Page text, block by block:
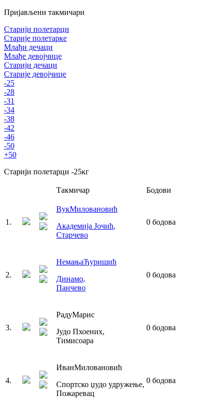
Пријављени такмичари
Старији полетарци
Старије полетарке
Млађи дечаци
Млађе девојчице
Старији дечаци
Старије девојчице
-25
-28
-31
-34
-38
-42
-46
-50
+50
Старији полетарци -25кг
Такмичар Бодови
1 .
ВукМиловановић
Академија Јочић,
Старчево
0 бодова
2.
НемањаЂуришић
Динамо,
Панчево
0 бодова
3.
РадуМарис
Јудо Пхоениx,
Тимисоара
0 бодова
4.
ИванМиловановић
Спортско џудо удружење,
Пожаревац
0 бодова